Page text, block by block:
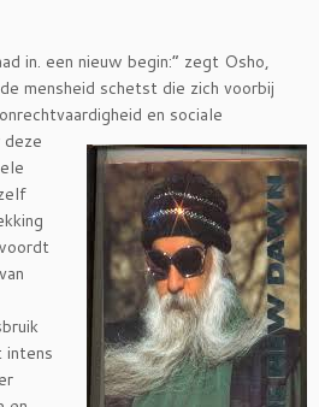
in. een nieuw begin:” zegt Osho,
mensheid schetst die zich voorbij
en sociale
intens